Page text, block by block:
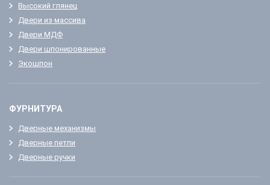
Высокий глянец
Двeри из массива
Двери МДФ
Двери шпонированные
Экошпон
ФУРНИТУРА
Дверные механизмы
Дверные петли
Дверные ручки